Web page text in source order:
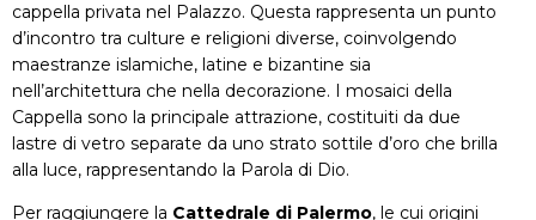
cappella privata nel Palazzo. Questa rappresenta un punto
d’incontro tra culture e religioni diverse, coinvolgendo
maestranze islamiche, latine e bizantine sia
nell’architettura che nella decorazione. I mosaici della
Cappella sono la principale attrazione, costituiti da due
lastre di vetro separate da uno strato sottile d’oro che brilla
alla luce, rappresentando la Parola di Dio.
Per raggiungere la Cattedrale di Palermo, le cui origini